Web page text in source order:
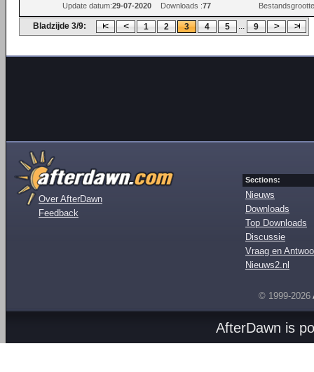
Update datum:29-07-2020 Downloads :77
Bladzijde 3/9: 1 2 3 4 5 ... 9
Over AfterDawn
Feedback
Sections:
Nieuws
Downloads
Top Downloads
Discussie
Vraag en
Nieuws2.nl
© 1999-2026
AfterDawn is